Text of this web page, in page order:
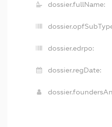
dossier.fullName:
dossier.edrpo:
dossier.regDate: